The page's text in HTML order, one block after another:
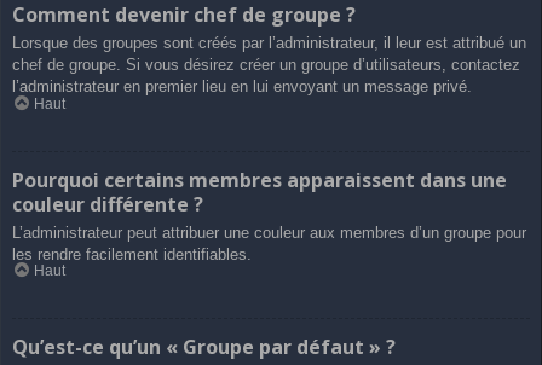
Comment devenir chef de groupe ?
Lorsque des groupes sont créés par l’administrateur, il leur est attribué un
chef de groupe. Si vous désirez créer un groupe d’utilisateurs, contactez
l’administrateur en premier lieu en lui envoyant un message privé.
Haut
Pourquoi certains membres apparaissent dans une
couleur différente ?
L’administrateur peut attribuer une couleur aux membres d’un groupe pour
les rendre facilement identifiables.
Haut
Qu’est-ce qu’un « Groupe par défaut » ?